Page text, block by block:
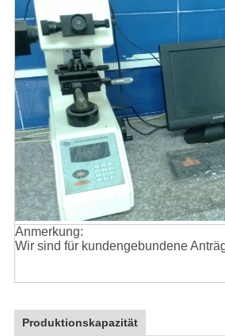
Anmerkung:
Wir sind für kundengebundene
Produktionskapazität